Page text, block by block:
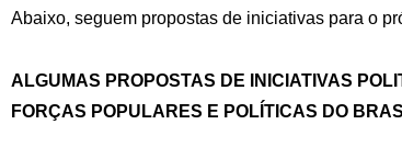
Abaixo, seguem propostas de iniciativas para o
ALGUMAS PROPOSTAS DE INICIATIVAS
FORÇAS POPULARES E POLÍTICAS DO